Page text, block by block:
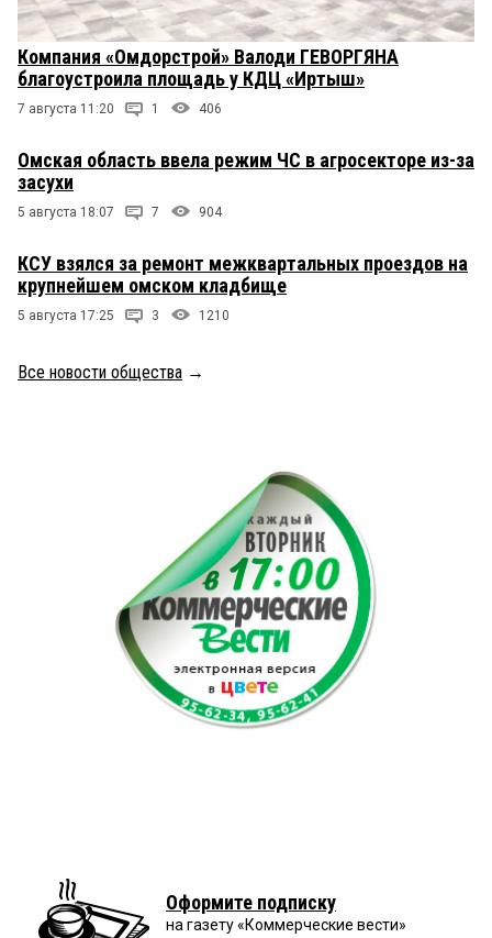
Компания «Омдорстрой» Валоди ГЕВОРГЯНА
благоустроила площадь у КДЦ «Иртыш»
7 августа 11:20 1 406
Омская область ввела режим ЧС в агросекторе из-за
засухи
5 августа 18:07 7 904
КСУ взялся за ремонт межквартальных проездов на
крупнейшем омском кладбище
5 августа 17:25 3 1210
Все новости общества →
Оформите подписку
на газету «Коммерческие вести»